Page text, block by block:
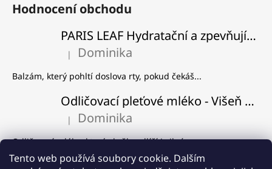
Tento web používá soubory cookie. Dalším
Hodnocení obchodu
PARIS LEAF Hydratační a zpevňující balzám na rty
Hodnocení produktu je 5 z 5 hvězdiček.
| Dominika
Balzám, který pohltí doslova rty, pokud čekáš...
Odličovací pleťové mléko - Višeň a švestka
Hodnocení produktu je 5 z 5 hvězdiček.
| Dominika
Odličovací mléko, které skvěle odlíčí i silný...